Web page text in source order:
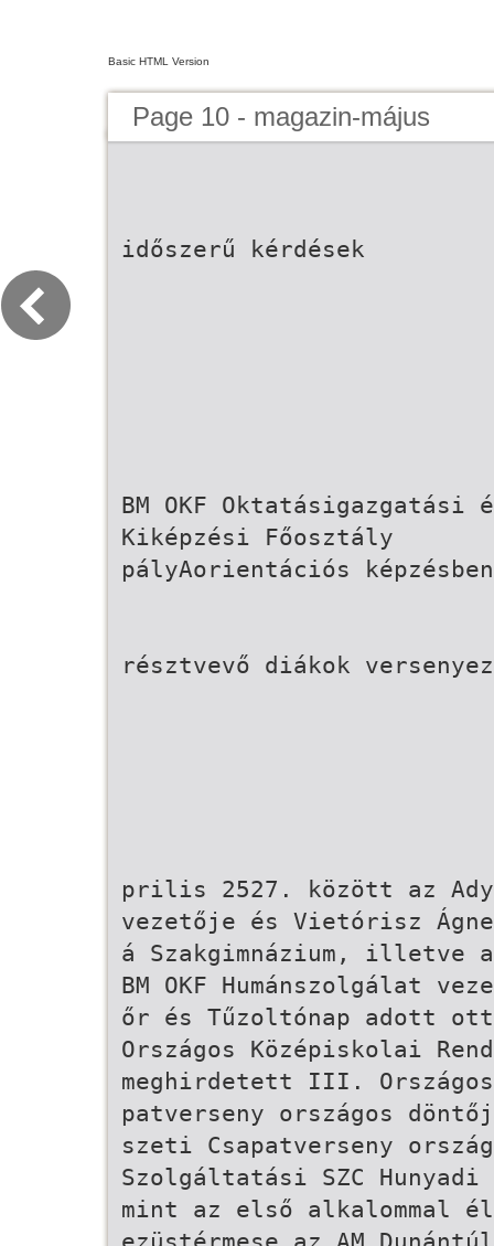
Basic HTML Version
Page 10 - magazin-május
időszerű kérdések
BM OKF Oktatásigazgatási
Kiképzési Főosztály
pályAorientációs képzésben
résztvevő diákok
prilis 25­27. között az
vezetője és Vietórisz
á Szakgimnázium, illetve
BM OKF Humánszolgálat
őr­ és Tűzoltónap adott
Országos Középiskolai
meghirdetett III.
patverseny országos
szeti Csapatverseny
Szolgáltatási SZC Hunyadi
mint az első alkalommal